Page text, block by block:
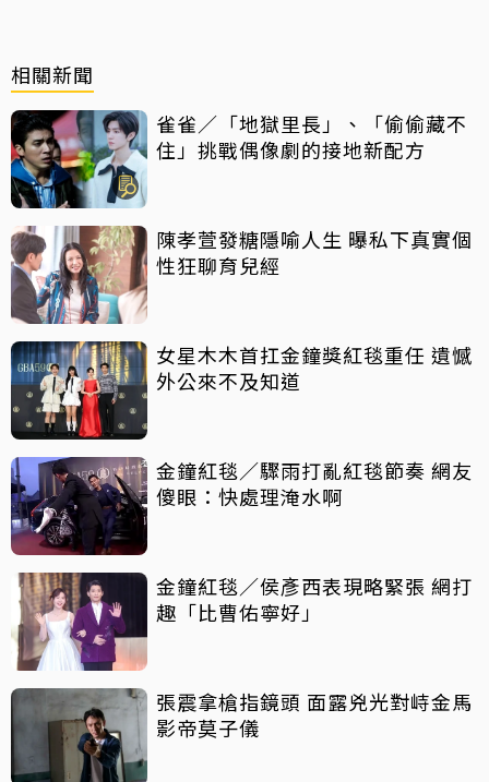
相關新聞
雀雀／「地獄里長」、「偷偷藏不
住」挑戰偶像劇的接地新配方
陳孝萱發糖隱喻人生 曝私下真實個
性狂聊育兒經
女星木木首扛金鐘獎紅毯重任 遺憾
外公來不及知道
金鐘紅毯／驟雨打亂紅毯節奏 網友
傻眼：快處理淹水啊
金鐘紅毯／侯彥西表現略緊張 網打
趣「比曹佑寧好」
張震拿槍指鏡頭 面露兇光對峙金馬
影帝莫子儀